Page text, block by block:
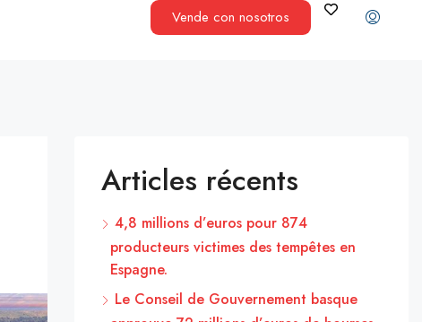
Vende con nosotros
Articles récents
4,8 millions d’euros pour 874
producteurs victimes des tempêtes en
Espagne.
Le Conseil de Gouvernement basque